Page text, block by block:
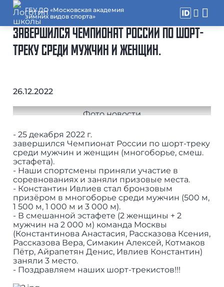
ГБУ ДО «Московская академия
зимних видов спорта»
ЗАВЕРШИЛСЯ ЧЕМПИОНАТ РОССИИ ПО ШОРТ-
ТРЕКУ СРЕДИ МУЖЧИН И ЖЕНЩИН.
26.12.2022
- 25 декабря 2022 г.
завершился Чемпионат России по шорт-треку
среди мужчин и женщин (многоборье, смеш.
эстафета).
- Наши спортсмены приняли участие в
соревнованиях и заняли призовые места.
- Константин Ивлиев стал бронзовым
призёром в многоборье среди мужчин (500 м,
1 500 м, 1 000 м и 3 000 м).
- В смешанной эстафете (2 женщины + 2
мужчин на 2 000 м) команда Москвы
(Константинова Анастасия, Рассказова Ксения,
Рассказова Вера, Симакин Алексей, Котмаков
Пётр, Айрапетян Денис, Ивлиев Константин)
заняли 3 место.
- Поздравляем наших шорт-трекистов!!!